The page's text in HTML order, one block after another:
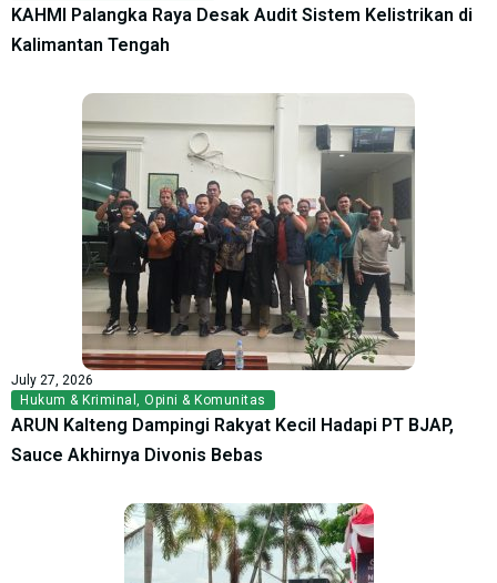
KAHMI Palangka Raya Desak Audit Sistem Kelistrikan di
Kalimantan Tengah
July 27, 2026
Hukum & Kriminal , Opini & Komunitas
ARUN Kalteng Dampingi Rakyat Kecil Hadapi PT BJAP,
Sauce Akhirnya Divonis Bebas